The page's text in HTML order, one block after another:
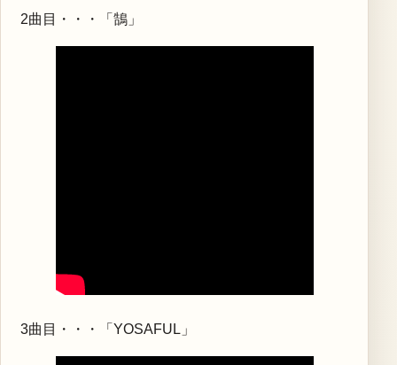
2曲目・・・「鵠」
3曲目・・・「YOSAFUL」